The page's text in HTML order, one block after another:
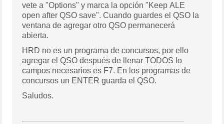
vete a "Options" y marca la opción "Keep ALE
open after QSO save". Cuando guardes el QSO la
ventana de agregar otro QSO permanecerá
abierta.
HRD no es un programa de concursos, por ello
agregar el QSO después de llenar TODOS lo
campos necesarios es F7. En los programas de
concursos un ENTER guarda el QSO.
Saludos.